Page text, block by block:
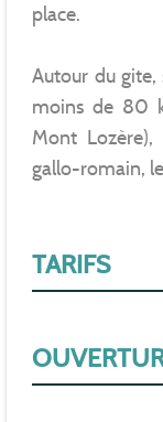
place.
Autour du
moins de 80
Mont
gallo-romain,
TARIFS